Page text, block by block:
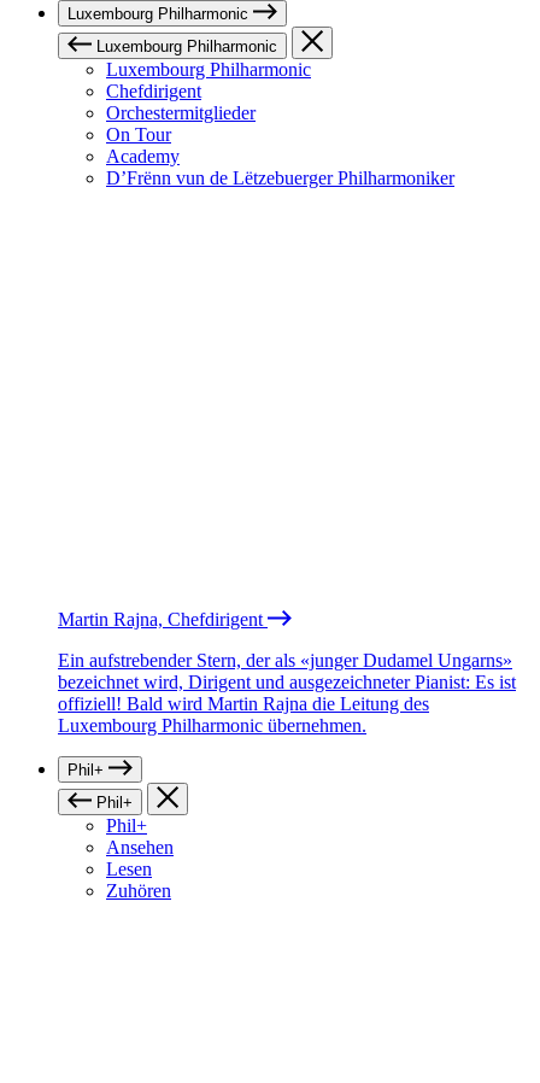
Luxembourg Philharmonic
Luxembourg Philharmonic
Luxembourg Philharmonic
Chefdirigent
Orchestermitglieder
On Tour
Academy
D’Frënn vun de Lëtzebuerger Philharmoniker
Martin Rajna, Chefdirigent
Ein aufstrebender Stern, der als «junger Dudamel Ungarns»
bezeichnet wird, Dirigent und ausgezeichneter Pianist: Es ist
offiziell! Bald wird Martin Rajna die Leitung des
Luxembourg Philharmonic übernehmen.
Phil+
Phil+
Phil+
Ansehen
Lesen
Zuhören